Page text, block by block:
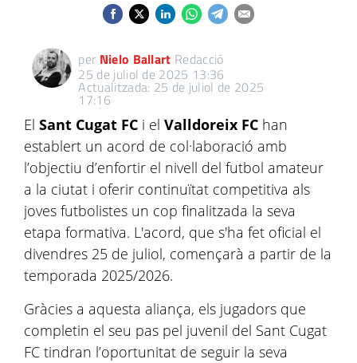
per Nielo Ballart Redacció
25 de juliol de 2025 13:36
Actualitzada: 25 de juliol de 2025
17:16
El Sant Cugat FC i el Valldoreix FC han
establert un acord de col·laboració amb
l’objectiu d’enfortir el nivell del futbol amateur
a la ciutat i oferir continuïtat competitiva als
joves futbolistes un cop finalitzada la seva
etapa formativa. L'acord, que s'ha fet oficial el
divendres 25 de juliol, començarà a partir de la
temporada 2025/2026.
Gràcies a aquesta aliança, els jugadors que
completin el seu pas pel juvenil del Sant Cugat
FC tindran l’oportunitat de seguir la seva